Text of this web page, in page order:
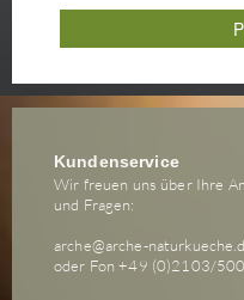
Kundenservice
Wir freuen uns über Ihre
und Fragen:
arche@arche-
oder Fon +49 (0)2103/